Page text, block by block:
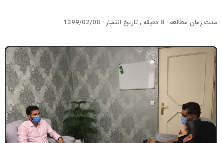
مدت زمان مطالعه : 8 دقیقه , تاریخ انتشار : 1399/02/08